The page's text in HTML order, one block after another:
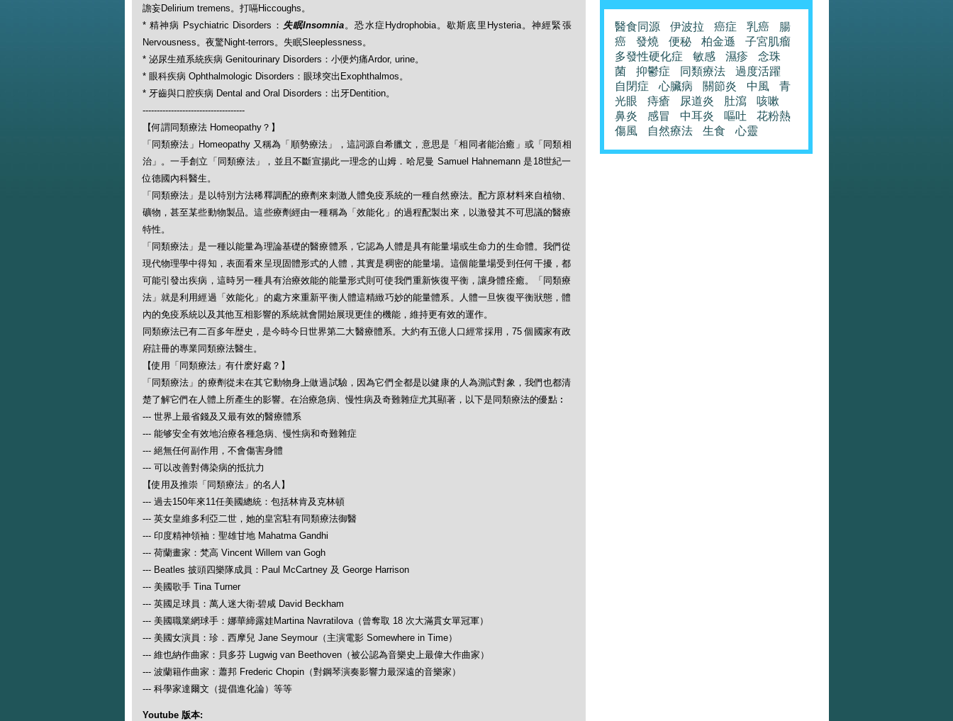
譫妄Delirium tremens。打嗝Hiccoughs。
* 精神病 Psychiatric Disorders： 失眠Insomnia。恐水症Hydrophobia。歇斯底里Hysteria。神經緊張
Nervousness。夜驚Night-terrors。失眠Sleeplessness。
* 泌尿生殖系統疾病 Genitourinary Disorders：小便灼痛Ardor, urine。
* 眼科疾病 Ophthalmologic Disorders：眼球突出Exophthalmos。
* 牙齒與口腔疾病 Dental and Oral Disorders：出牙Dentition。
------------------------------------
【何謂同類療法 Homeopathy？】
「同類療法」Homeopathy 又稱為「順勢療法」，這詞源自希臘文，意思是「相同者能治癒」或「同類相
治」。一手創立「同類療法」，並且不斷宣揚此一理念的山姆．哈尼曼 Samuel Hahnemann 是18世紀一
位德國內科醫生。
「同類療法」是以特別方法稀釋調配的療劑來刺激人體免疫系統的一種自然療法。配方原材料來自植物、
礦物，甚至某些動物製品。這些療劑經由一種稱為「效能化」的過程配製出來，以激發其不可思議的醫療
特性。
「同類療法」是一種以能量為理論基礎的醫療體系，它認為人體是具有能量場或生命力的生命體。我們從
現代物理學中得知，表面看來呈現固體形式的人體，其實是稠密的能量場。這個能量場受到任何干擾，都
可能引發出疾病，這時另一種具有治療效能的能量形式則可使我們重新恢復平衡，讓身體痊癒。「同類療
法」就是利用經過「效能化」的處方來重新平衡人體這精緻巧妙的能量體系。人體一旦恢復平衡狀態，體
內的免疫系統以及其他互相影響的系統就會開始展現更佳的機能，維持更有效的運作。
同類療法已有二百多年歴史，是今時今日世界第二大醫療體系。大約有五億人口經常採用，75 個國家有政
府註冊的專業同類療法醫生。
【使用「同類療法」有什麽好處？】
「同類療法」的療劑從未在其它動物身上做過試驗，因為它們全都是以健康的人為測試對象，我們也都清
楚了解它們在人體上所產生的影響。在治療急病、慢性病及奇難雜症尤其顯著，以下是同類療法的優點︰
--- 世界上最省錢及又最有效的醫療體系
--- 能够安全有效地治療各種急病、慢性病和奇難雜症
--- 絕無任何副作用，不會傷害身體
--- 可以改善對傳染病的抵抗力
【使用及推崇「同類療法」的名人】
--- 過去150年來11任美國總統：包括林肯及克林頓
--- 英女皇維多利亞二世，她的皇宮駐有同類療法御醫
--- 印度精神領袖：聖雄甘地 Mahatma Gandhi
--- 荷蘭畫家：梵高 Vincent Willem van Gogh
--- Beatles 披頭四樂隊成員：Paul McCartney 及 George Harrison
--- 美國歌手 Tina Turner
--- 英國足球員：萬人迷大衛‧碧咸 David Beckham
--- 美國職業網球手：娜華締露娃Martina Navratilova（曾奪取 18 次大滿貫女單冠軍）
--- 美國女演員：珍．西摩兒 Jane Seymour（主演電影 Somewhere in Time）
--- 維也納作曲家：貝多芬 Lugwig van Beethoven（被公認為音樂史上最偉大作曲家）
--- 波蘭籍作曲家：蕭邦 Frederic Chopin（對鋼琴演奏影響力最深遠的音樂家）
--- 科學家達爾文（提倡進化論）等等
Youtube 版本:
醫食同源 伊波拉 癌症 乳癌
腸
癌
發燒 便秘 柏金遜
子宮肌瘤
多發性硬化症
敏感 濕疹
念珠
菌
抑鬱症 同類療法
過度活躍
自閉症
心臟病 關節炎 中風
青
光眼
痔瘡 尿道炎 肚瀉
咳嗽
鼻炎
感冒 中耳炎 嘔吐
花粉熱
傷風
自然療法 生食 心靈